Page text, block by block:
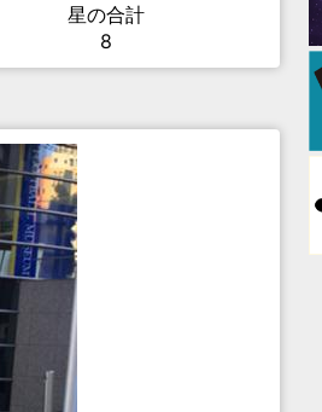
星の合計
8